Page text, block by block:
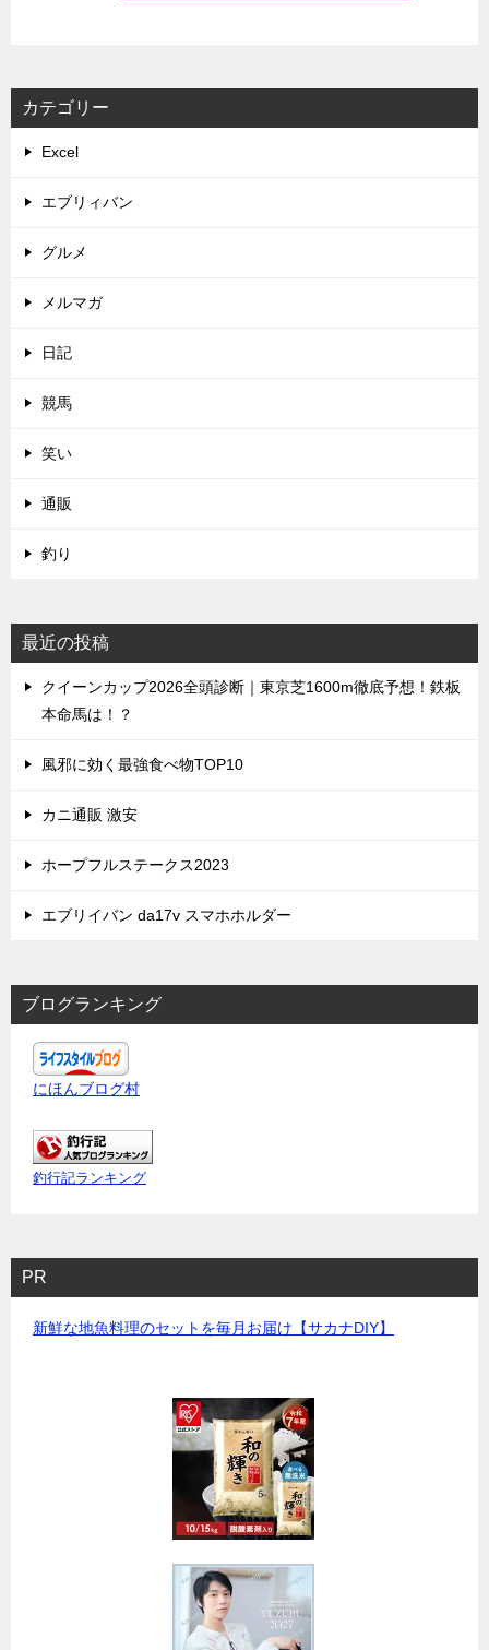
カテゴリー
Excel
エブリィバン
グルメ
メルマガ
日記
競馬
笑い
通販
釣り
最近の投稿
クイーンカップ2026全頭診断｜東京芝1600m徹底予想！鉄板
本命馬は！？
風邪に効く最強食べ物TOP10
カニ通販 激安
ホープフルステークス2023
エブリイバン da17v スマホホルダー
ブログランキング
にほんブログ村
釣行記ランキング
PR
新鮮な地魚料理のセットを毎月お届け【サカナDIY】